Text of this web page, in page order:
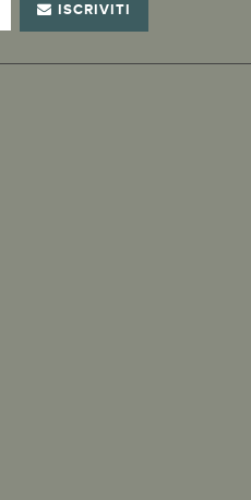
ISCRIVITI